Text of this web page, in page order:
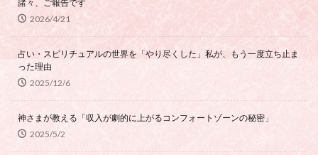
諸々、ご報告です
2026/4/21
占い・スピリチュアルの世界を「やり尽くした」私が、もう一度立ち止ま
った理由
2025/12/6
神さまが教える「収入が劇的に上がるコンフォートゾーンの秘密」
2025/5/2